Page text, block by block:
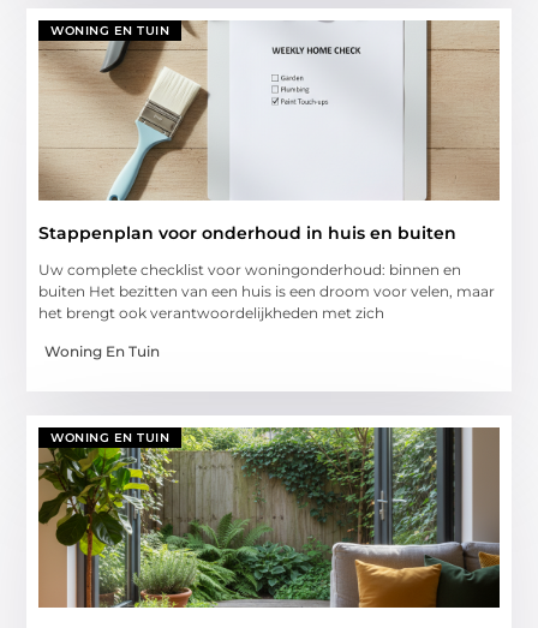
WONING EN TUIN
Stappenplan voor onderhoud in huis en buiten
Uw complete checklist voor woningonderhoud: binnen en
buiten Het bezitten van een huis is een droom voor velen, maar
het brengt ook verantwoordelijkheden met zich
Woning En Tuin
WONING EN TUIN